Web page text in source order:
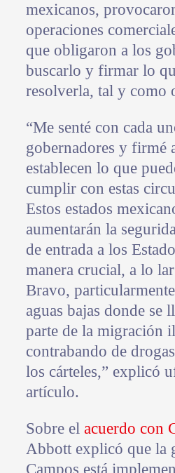
mexicanos,
operaciones
que obligaron a los
buscarlo y firmar lo
resolverla, tal y como
“Me senté con cada
gobernadores y firmé
establecen lo que
cumplir con estas
Estos estados
aumentarán la
de entrada a los
manera crucial, a lo
Bravo,
aguas bajas donde se
parte de la migración
contrabando de
los cárteles,” explicó
artículo.
Sobre el acuerdo con
Abbott explicó que la
Campos está